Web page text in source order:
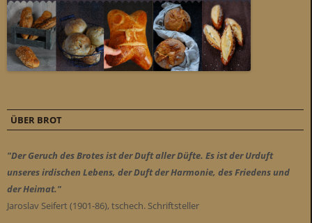
ÜBER BROT
"Der Geruch des Brotes ist der Duft aller Düfte. Es ist der Urduft
unseres irdischen Lebens, der Duft der Harmonie, des Friedens und
der Heimat."
Jaroslav Seifert (1901-86), tschech. Schriftsteller